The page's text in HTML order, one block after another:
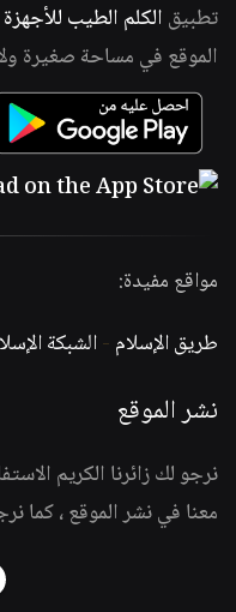
تطبيق الكلم الطيب
الموقع في مساحة صغيرة
مواقع مفيدة:
طريق الإسلام -الشبكة
نشر الموقع
نرجو لك زائرنا الكريم
معنا في نشر الموقع ، كما